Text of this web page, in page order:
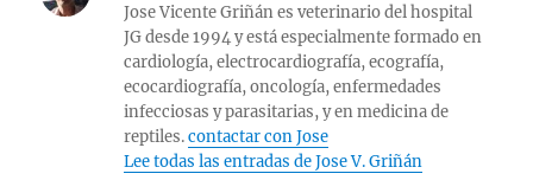
Jose Vicente Griñán es veterinario del hospital
JG desde 1994 y está especialmente formado en
cardiología, electrocardiografía, ecografía,
ecocardiografía, oncología, enfermedades
infecciosas y parasitarias, y en medicina de
reptiles.contactar con Jose
Lee todas las entradas de Jose V. Griñán